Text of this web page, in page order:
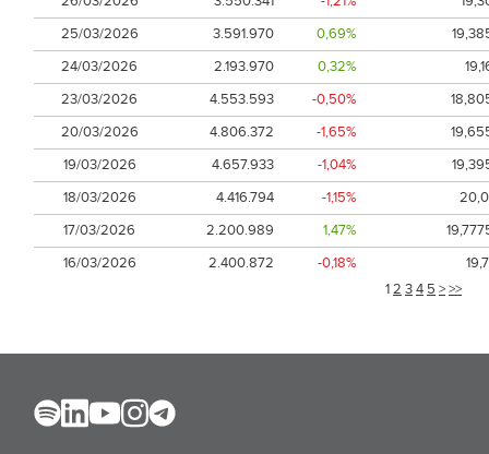
12 34 5 >>>
25/03/2026
3.591.970 0,69%
24/03/2026
2.193.970 0,32%
23/03/2026
4.553.593 -0,50%
20/03/2026
4.806.372 -1,65%
19/03/2026
4.657.933 -1,04%
18/03/2026
4.416.794 -1,15%
17/03/2026
2.200.989 1,47%
16/03/2026
2.400.872 -0,18%